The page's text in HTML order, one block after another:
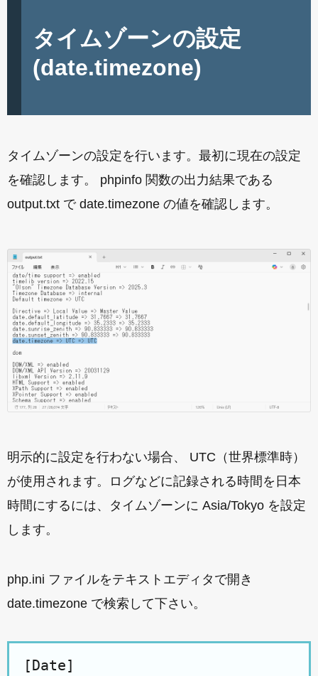
タイムゾーンの設定
(date.timezone)
タイムゾーンの設定を行います。最初に現在の設定
を確認します。 phpinfo 関数の出力結果である
output.txt で date.timezone の値を確認します。
明示的に設定を行わない場合、 UTC（世界標準時）
が使用されます。ログなどに記録される時間を日本
時間にするには、タイムゾーンに Asia/Tokyo を設定
します。
php.ini ファイルをテキストエディタで開き
date.timezone で検索して下さい。
[Date]